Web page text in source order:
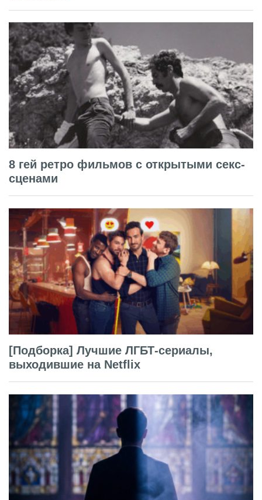
8 гей ретро фильмов с открытыми секс-
сценами
[Подборка] Лучшие ЛГБТ-сериалы,
выходившие на Netflix